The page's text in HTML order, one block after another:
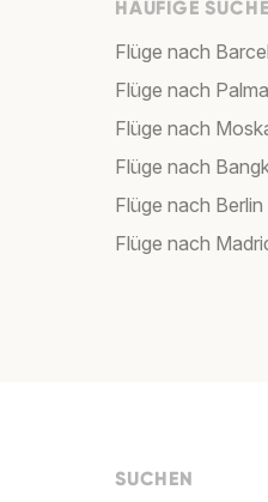
HÄUFIGE
Flüge nach
Flüge nach
Flüge nach
Flüge nach
Flüge nach Berlin
Flüge nach
SUCHEN